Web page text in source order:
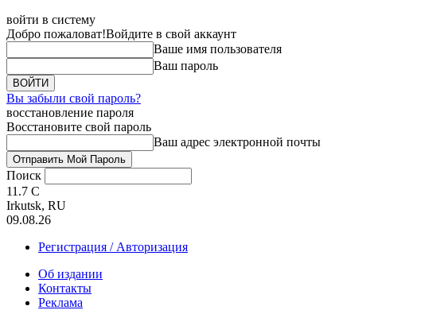
войти в систему
Добро пожаловат!Войдите в свой аккаунт
Ваше имя пользователя
Ваш пароль
Вы забыли свой пароль?
восстановление пароля
Восстановите свой пароль
Ваш адрес электронной почты
Поиск
11.7 C
Irkutsk, RU
09.08.26
Регистрация / Авторизация
Об издании
Контакты
Реклама